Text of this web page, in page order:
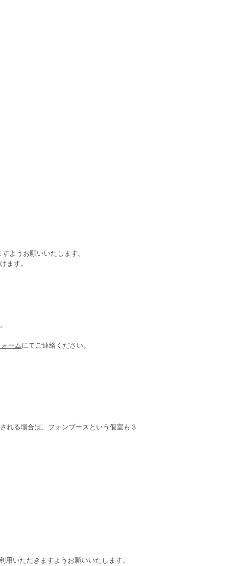
ようお願いいたします。
ます。
ームにてご連絡ください。
れる場合は、フォンブースという個室も３
いただきますようお願いいたします。